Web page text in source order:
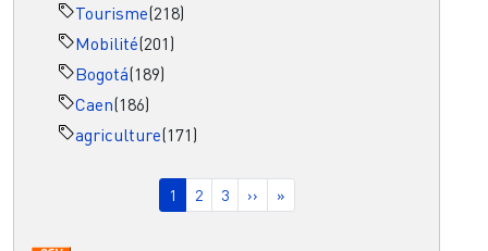
Tourisme(218)
Mobilité(201)
Bogotá(189)
Caen(186)
agriculture(171)
Page courante
1 Page
2 Page
3 Page suivante
›› Dernière page
»